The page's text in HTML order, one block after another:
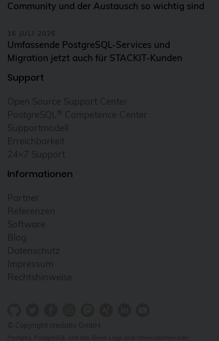
Community und der Austausch so wichtig sind
16 JULI 2026
Umfassende PostgreSQL-Services und
Migration jetzt auch für STACKIT-Kunden
Support
Open Source Support Center
PostgreSQL ® Competence Center
Supportmodell
Erreichbarkeit
24×7 Support
Informationen
Partner
Referenzen
Software
Blog
Datenschutz
Impressum
Rechtshinweise
© Copyright credativ GmbH
Postgres, PostgreSQL und das Slonik Logo sind Warenzeichen oder